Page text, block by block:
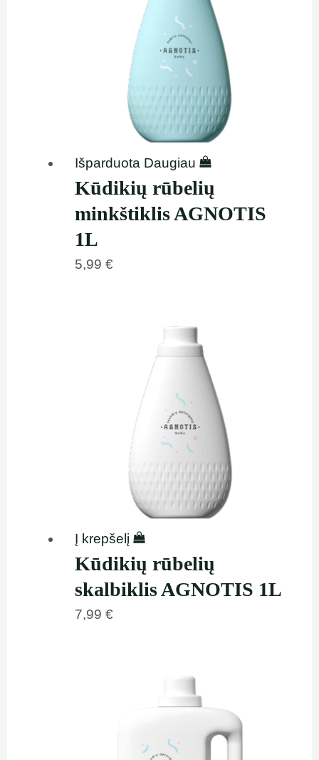
Išparduota Daugiau
Kūdikių rūbelių
minkštiklis AGNOTIS
1L
5,99€
Į krepšelį
Kūdikių rūbelių
skalbiklis AGNOTIS 1L
7,99€